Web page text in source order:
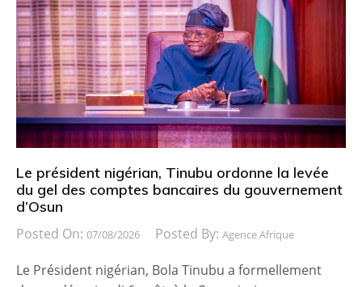
Le président nigérian, Tinubu ordonne la levée
du gel des comptes bancaires du gouvernement
d’Osun
Posted On: 07/08/2026 Posted By: Agence Afrique
Le Président nigérian, Bola Tinubu a formellement